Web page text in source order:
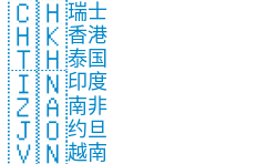
🇨🇭瑞士
🇭🇰香港
🇹🇭泰国
🇮🇳印度
🇿🇦南非
🇯🇴约旦
🇻🇳越南